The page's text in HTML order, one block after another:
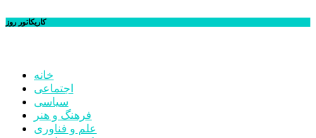
کاریکاتور روز
خانه
اجتماعی
سیاسی
فرهنگ و هنر
علم و فناوری